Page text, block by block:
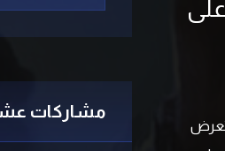
مشاركات